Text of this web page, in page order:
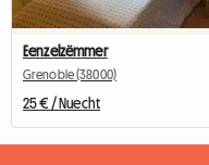
Eenzelzëmmer
Grenoble (38000)
25 € / Nuecht